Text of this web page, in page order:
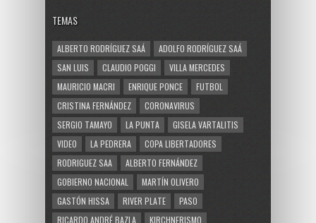
TEMAS
ALBERTO RODRÍGUEZ SAÁ
ADOLFO RODRÍGUEZ SAÁ
SAN LUIS
CLAUDIO POGGI
VILLA MERCEDES
MAURICIO MACRI
ENRIQUE PONCE
FUTBOL
CRISTINA FERNÁNDEZ
CORONAVIRUS
SERGIO TAMAYO
LA PUNTA
GISELA VARTALITIS
VIDEO
LA PEDRERA
COPA LIBERTADORES
RODRIGUEZ SAA
ALBERTO FERNÁNDEZ
GOBIERNO NACIONAL
MARTÍN OLIVERO
GASTÓN HISSA
RIVER PLATE
PASO
RICARDO ANDRÉ BAZLA
KIRCHNERISMO